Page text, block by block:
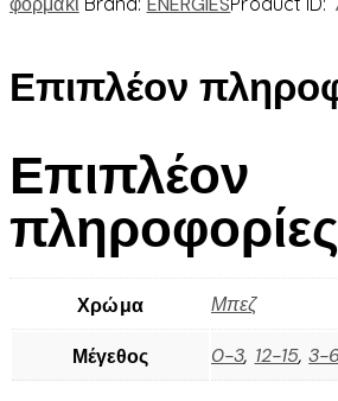
Επιπλέον
Επιπλέον
πληροφορίες
Χρώμα Μπεζ
Μέγεθος 0-3, 12-15,3-